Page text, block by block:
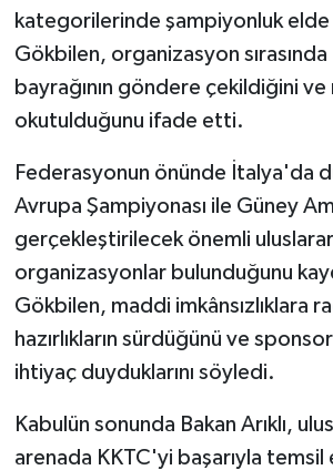
kategorilerinde şampiyonluk
Gökbilen, organizasyon sırasında
bayrağının göndere çekildiğini ve
okutulduğunu ifade etti.
Federasyonun önünde İtalya'da
Avrupa Şampiyonası ile Güney
gerçekleştirilecek önemli
organizasyonlar bulunduğunu
Gökbilen, maddi imkânsızlıklara
hazırlıkların sürdüğünü ve
ihtiyaç duyduklarını söyledi.
Kabulün sonunda Bakan Arıklı,
arenada KKTC'yi başarıyla temsil